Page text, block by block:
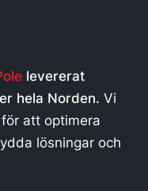
levererat
hela Norden.Vi
att optimera
lösningar och